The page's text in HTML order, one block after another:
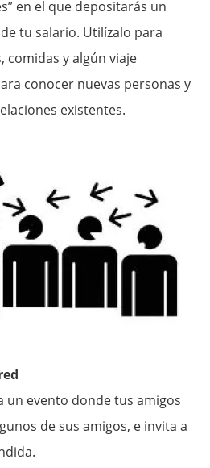
en el que depositarás un
tu salario. Utilízalo para
comidas y algún viaje
conocer nuevas personas y
existentes.
un evento donde tus amigos
de sus amigos, e invita a